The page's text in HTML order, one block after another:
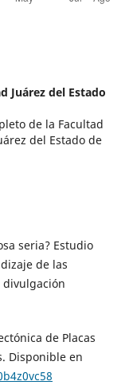
Juárez del Estado
de la Facultad
del Estado de
seria? Estudio
de las
divulgación
de Placas
Disponible en